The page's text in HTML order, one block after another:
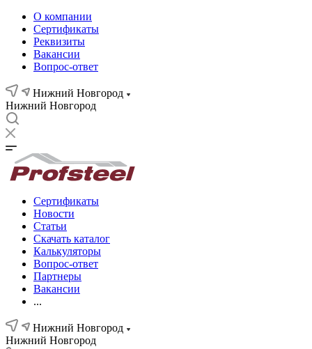
О компании
Сертификаты
Реквизиты
Вакансии
Вопрос-ответ
Нижний Новгород
Нижний Новгород
Сертификаты
Новости
Статьи
Скачать каталог
Калькуляторы
Вопрос-ответ
Партнеры
Вакансии
...
Нижний Новгород
Нижний Новгород